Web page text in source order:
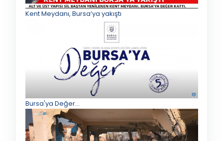
Kent Meydanı, Bursa’ya yakıştı
Bursa'ya Değer...